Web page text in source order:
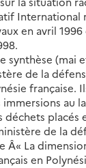
International
en avril
synthèse (mai
de la
française.
au
placés
de la
Â« La
en